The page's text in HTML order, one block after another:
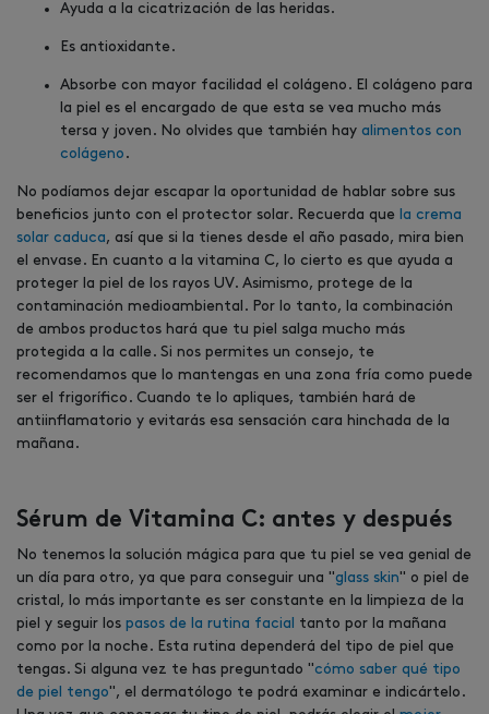
Ayuda a la cicatrización de las heridas.
Es antioxidante.
Absorbe con mayor facilidad el colágeno. El colágeno para
la piel es el encargado de que esta se vea mucho más
tersa y joven. No olvides que también hay alimentos con
colágeno .
No podíamos dejar escapar la oportunidad de hablar sobre sus
beneficios junto con el protector solar. Recuerda que
la crema
solar caduca, así que si la tienes desde el año pasado, mira bien
el envase. En cuanto a la vitamina C, lo cierto es que ayuda a
proteger la piel de los rayos UV. Asimismo, protege de la
contaminación medioambiental. Por lo tanto, la combinación
de ambos productos hará que tu piel salga mucho más
protegida a la calle. Si nos permites un consejo, te
recomendamos que lo mantengas en una zona fría como puede
ser el frigorífico. Cuando te lo apliques, también hará de
antiinflamatorio y evitarás esa sensación cara hinchada de la
mañana.
Sérum de Vitamina C: antes y después
No tenemos la solución mágica para que tu piel se vea genial de
un día para otro, ya que para conseguir una "glass skin" o piel de
cristal, lo más importante es ser constante en la limpieza de la
piel y seguir los pasos de la rutina facial
tanto por la mañana
como por la noche. Esta rutina dependerá del tipo de piel que
tengas. Si alguna vez te has preguntado "cómo saber qué tipo
de piel tengo", el dermatólogo te podrá examinar e indicártelo.